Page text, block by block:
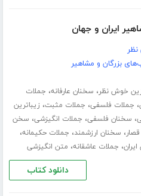
ایران و جهان
بزرگان و مشاهیر
خوش نظر، سخنان عارفانه، جملات
، جملات فلسفی، جملات مثبت، زیباترین
، سخنان فلسفی، جملات انگیزشی، سخن
، سخنان ارزشمند، جملات حکیمانه،
، جملات عاشقانه، متن انگیزشی
دانلود کتاب